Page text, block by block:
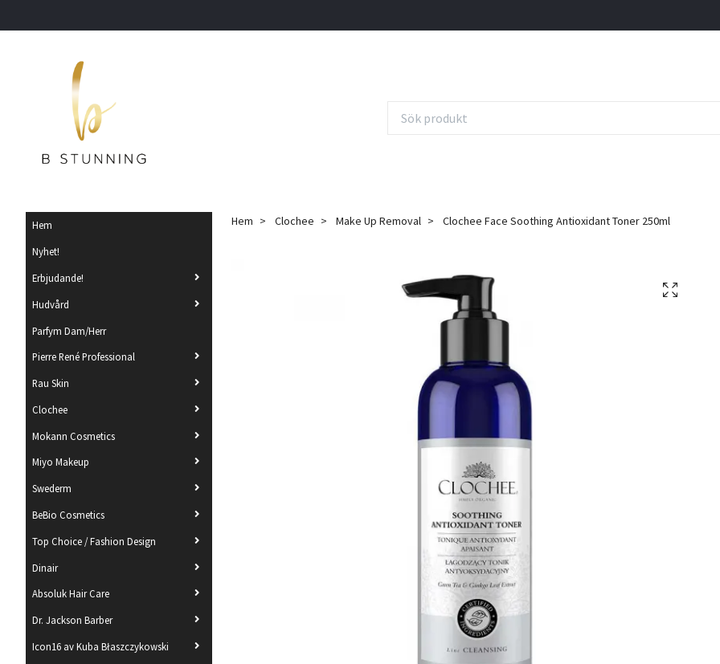
Hem
Nyhet!
Erbjudande!
Hudvård
Parfym Dam/Herr
Pierre René Professional
Rau Skin
Clochee
Mokann Cosmetics
Miyo Makeup
Swederm
BeBio Cosmetics
Top Choice / Fashion Design
Dinair
Absoluk Hair Care
Dr. Jackson Barber
Icon16 av Kuba Błaszczykowski
Hem Clochee Make Up Removal Clochee Face Soothing Antioxidant Toner 250ml